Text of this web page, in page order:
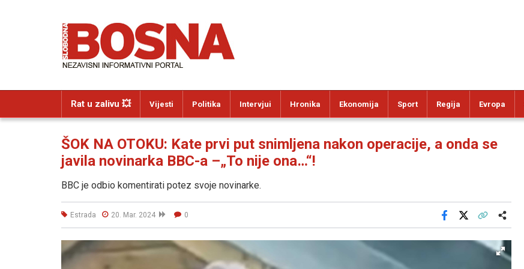
Rat u zalivu 💥 Vijesti Politika Intervjui Hronika Ekonomija Sport Regija Evropa
ŠOK NA OTOKU: Kate prvi put snimljena nakon operacije, a onda se
javila novinarka BBC-a –„To nije ona…“!
BBC je odbio komentirati potez svoje novinarke.
Estrada 20. Mar. 2024 0
Facebook